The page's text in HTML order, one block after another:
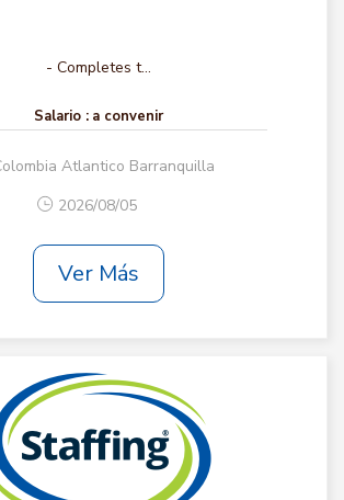
- Completes t...
Salario : a convenir
Atlantico Barranquilla
2026/08/05
Ver Más